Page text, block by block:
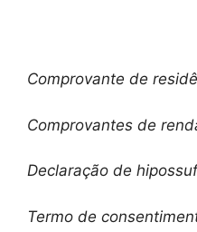
Comprovante de
Comprovantes de
Declaração de
Termo de